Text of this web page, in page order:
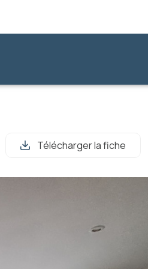
Télécharger la fiche